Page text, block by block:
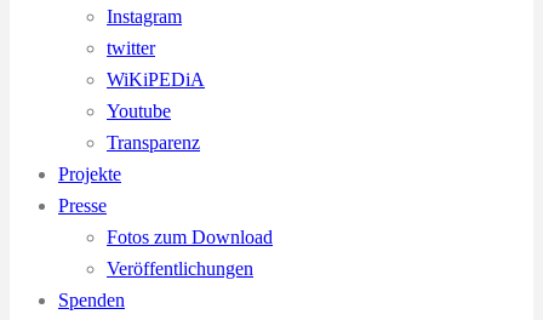
Instagram
twitter
WiKiPEDiA
Youtube
Transparenz
Projekte
Presse
Fotos zum Download
Veröffentlichungen
Spenden